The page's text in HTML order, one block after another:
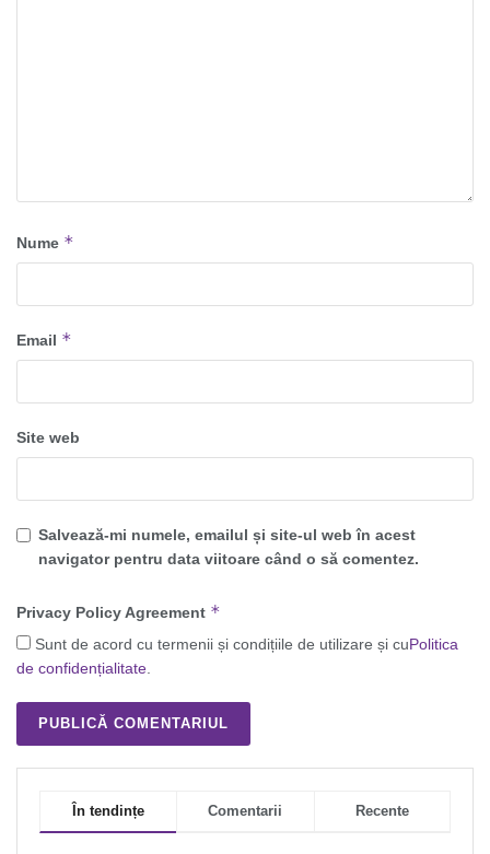
Nume *
Email *
Site web
Salvează-mi numele, emailul și site-ul web în acest
navigator pentru data viitoare când o să comentez.
Privacy Policy Agreement *
Sunt de acord cu termenii și condițiile de utilizare și cuPolitica
de confidențialitate.
În tendințe Comentarii Recente